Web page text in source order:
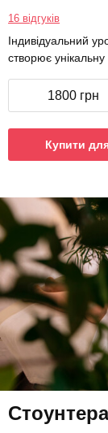
16 відгуків
Індивідуальний
створює унікальну
1800 грн
Купити